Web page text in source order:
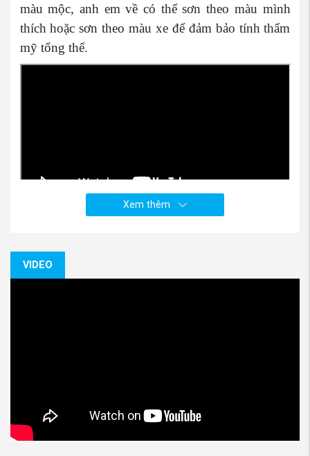
màu mộc, anh em về có thể sơn theo màu mình
thích hoặc sơn theo màu xe để đảm bảo tính thẩm
mỹ tổng thể.
(Video chi tiết về Nắp che Móc cứu hộ xe
nguồn Phụ tùng Mitsubishi An Việt)
Tham khảo ngay:Phụ tùng Mitsubishi
hộ xe Mitsubishi Xpander và Xpander Cross
2022-2025
Xem thêm
VIDEO